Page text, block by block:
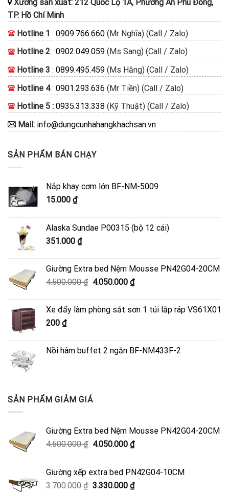
Xưởng sản xuất: 212 Quốc Lộ 1A, Phường An Phú Đông,
TP. Hồ Chí Minh
Hotline 1 : 0909.766.660 (Mr Nghĩa) (Call / Zalo)
Hotline 2 : 0902.049.059 (Ms Sang) (Call / Zalo)
Hotline 3 : 0899.495.459 (Ms Hằng) (Call / Zalo)
Hotline 4: 0901.293.636 (Mr Tiền) (Call / Zalo)
Hotline 5 : 0935.313.338 (Kỹ Thuật) (Call / Zalo)
Mail: info@dungcunhahangkhachsan.vn
SẢN PHẨM BÁN CHẠY
Nắp khay cơm lớn BF-NM-5009
15.000 ₫
Alaska Sundae P00315 (bộ 12 cái)
351.000 ₫
Giường Extra bed Nệm Mousse PN42G04-20CM
4.500.000₫ Giá
4.500.000 ₫.
4.050.000 ₫Giá
là:
Xe đẩy làm phòng sắt sơn 1 túi lắp ráp VS61X01
200 ₫
Nồi hâm buffet 2 ngăn BF-NM433F-2
SẢN PHẨM GIẢM GIÁ
Giường Extra bed Nệm Mousse PN42G04-20CM
4.500.000₫ Giá
4.500.000 ₫.
4.050.000 ₫Giá
là:
4.050.000 ₫.
Giường xếp extra bed PN42G04-10CM
3.700.000₫ Giá
3.330.000 ₫Giá